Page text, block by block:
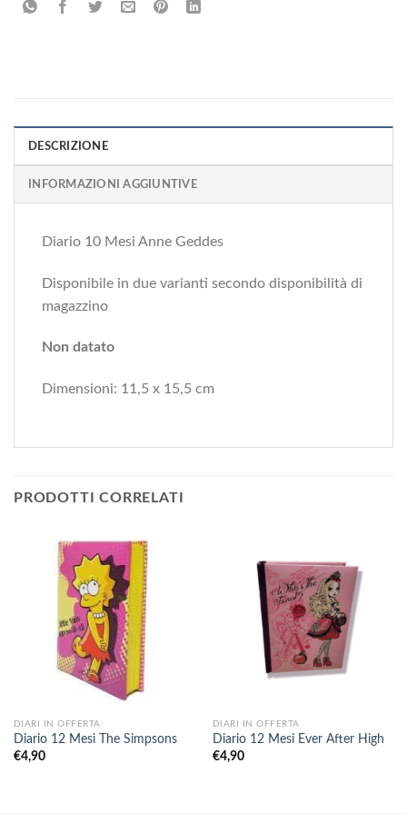
DESCRIZIONE
INFORMAZIONI AGGIUNTIVE
Diario 10 Mesi Anne Geddes
Disponibile in due varianti secondo disponibilità di
magazzino
Non datato
Dimensioni: 11,5 x 15,5 cm
PRODOTTI CORRELATI
DIARI IN OFFERTA
Diario 12 Mesi The Simpsons
€4,90
DIARI IN OFFERTA
Diario 12 Mesi Ever After High
€4,90